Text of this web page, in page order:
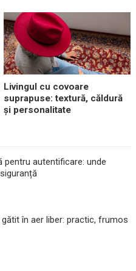
Livingul cu covoare
suprapuse: textură, căldură
și personalitate
pentru autentificare: unde
în aer liber: practic, frumos